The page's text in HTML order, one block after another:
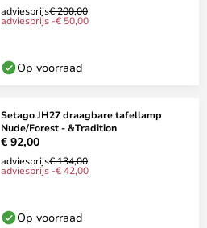
adviesprijs€ 200,00
adviesprijs -€ 50,00
Op voorraad
Setago JH27 draagbare tafellamp
Nude/Forest - &Tradition
€ 92,00
adviesprijs€ 134,00
adviesprijs -€ 42,00
Op voorraad